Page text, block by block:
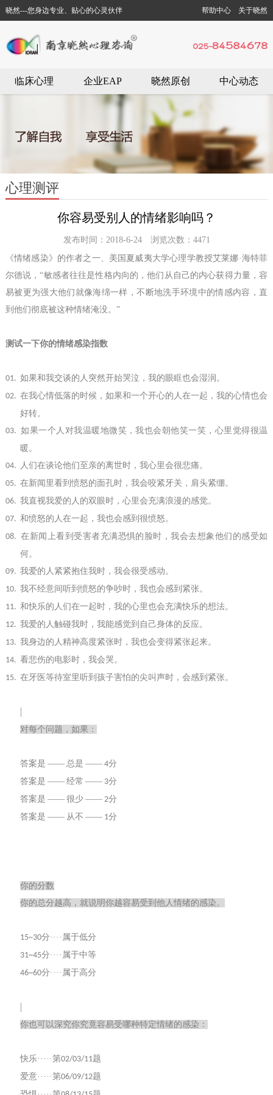
帮助中心 关于晓然
晓然---您身边专业、贴心的心灵伙伴
临床心理 企业EAP 晓然原创 中心动态
心理测评
你容易受别人的情绪影响吗？
发布时间：2018-6-24 浏览次数：4471
《情绪感染》的作者之一、美国夏威夷大学心理学教授艾莱娜·海特菲
尔德说，“敏感者往往是性格内向的，他们从自己的内心获得力量，容
易被更为强大他们就像海绵一样，不断地洗手环境中的情感内容，直
到他们彻底被这种情绪淹没。”
测试一下你的情绪感染指数
01. 如果和我交谈的人突然开始哭泣，我的眼眶也会湿润。
02. 在我心情低落的时候，如果和一个开心的人在一起，我的心情也会
好转。
03. 如果一个人对我温暖地微笑，我也会朝他笑一笑，心里觉得很温
暖。
04. 人们在谈论他们至亲的离世时，我心里会很悲痛。
05. 在新闻里看到愤怒的面孔时，我会咬紧牙关，肩头紧绷。
06. 我直视我爱的人的双眼时，心里会充满浪漫的感觉。
07. 和愤怒的人在一起，我也会感到很愤怒。
08. 在新闻上看到受害者充满恐惧的脸时，我会去想象他们的感受如
何。
09. 我爱的人紧紧抱住我时，我会很受感动。
10. 我不经意间听到愤怒的争吵时，我也会感到紧张。
11. 和快乐的人们在一起时，我的心里也会充满快乐的想法。
12. 我爱的人触碰我时，我能感觉到自己身体的反应。
13. 我身边的人精神高度紧张时，我也会变得紧张起来。
14. 看悲伤的电影时，我会哭。
15. 在牙医等待室里听到孩子害怕的尖叫声时，会感到紧张。
对每个问题，如果：
答案是 —— 总是 ——4分
答案是 —— 经常 ——3分
答案是 —— 很少 ——2分
答案是 —— 从不 ——1分
你的分数
你的总分越高，就说明你越容易受到他人情绪的感染。
15~30分····属于低分
31~45分····属于中等
46~60分····属于高分
你也可以深究你究竟容易受哪种特定情绪的感染：
快乐·····第02/03/11题
爱意·····第06/09/12题